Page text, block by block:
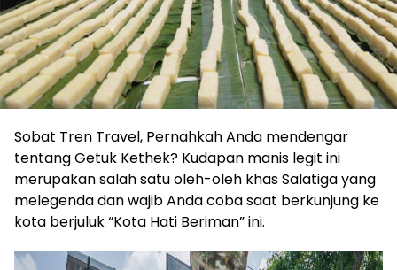
Sobat Tren Travel, Pernahkah Anda mendengar
tentang Getuk Kethek? Kudapan manis legit ini
merupakan salah satu oleh-oleh khas Salatiga yang
melegenda dan wajib Anda coba saat berkunjung ke
kota berjuluk “Kota Hati Beriman” ini.